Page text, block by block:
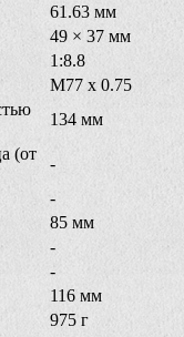
61.63 мм
49 × 37 мм
1:8.8
M77 x 0.75
134 мм
(от
-
-
85 мм
-
-
116 мм
975 г